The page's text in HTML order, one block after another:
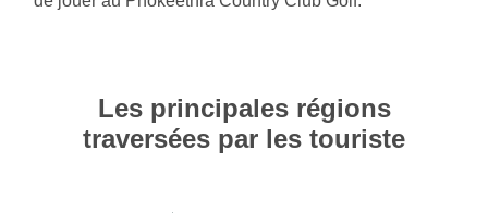
Les principales régions
traversées par les touriste